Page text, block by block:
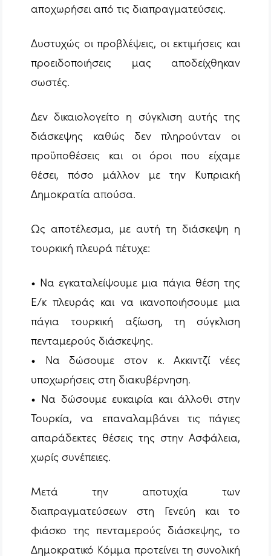
αποχωρήσει από τις διαπραγματεύσεις.
Δυστυχώς οι προβλέψεις, οι εκτιμήσεις και
προειδοποιήσεις μας αποδείχθηκαν
σωστές.
Δεν δικαιολογείτο η σύγκλιση αυτής της
διάσκεψης καθώς δεν πληρούνταν οι
προϋποθέσεις και οι όροι που είχαμε
θέσει, πόσο μάλλον με την Κυπριακή
Δημοκρατία απούσα.
Ως αποτέλεσμα, με αυτή τη διάσκεψη η
τουρκική πλευρά πέτυχε:
• Να εγκαταλείψουμε μια πάγια θέση της
Ε/κ πλευράς και να ικανοποιήσουμε μια
πάγια τουρκική αξίωση, τη σύγκλιση
πενταμερούς διάσκεψης.
• Να δώσουμε στον κ. Ακκιντζί νέες
υποχωρήσεις στη διακυβέρνηση.
• Να δώσουμε ευκαιρία και άλλοθι στην
Τουρκία, να επαναλαμβάνει τις πάγιες
απαράδεκτες θέσεις της στην Ασφάλεια,
χωρίς συνέπειες.
Μετά την αποτυχία των
διαπραγματεύσεων στη Γενεύη και το
φιάσκο της πενταμερούς διάσκεψης, το
Δημοκρατικό Κόμμα προτείνει τη συνολική